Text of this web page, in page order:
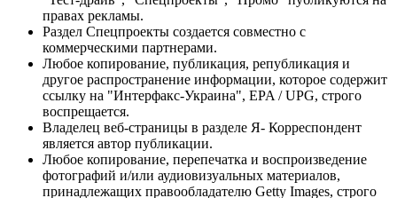
правах рекламы.
Раздел Спецпроекты создается совместно с
коммерческими партнерами.
Любое копирование, публикация, републикация и
другое распространение информации, которое содержит
ссылку на "Интерфакс-Украина", EPA / UPG, строго
воспрещается.
Владелец веб-страницы в разделе Я- Корреспондент
является автор публикации.
Любое копирование, перепечатка и воспроизведение
фотографий и/или аудиовизуальных материалов,
принадлежащих правообладателю Getty Images, строго